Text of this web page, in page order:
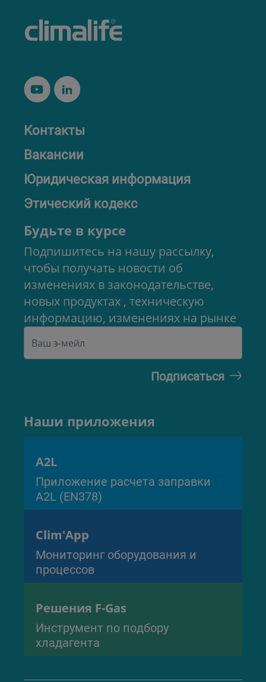
Контакты
Вакансии
Юридическая информация
Этический кодекс
Будьте в курсе
Подпишитесь на нашу рассылку,
чтобы получать новости об
изменениях в законодательстве,
новых продуктах , техническую
информацию, изменениях на рынке
Наши приложения
A2L
Приложение расчета заправки
A2L (EN378)
Clim'App
Мониторинг оборудования и
процессов
Решения F-Gas
Инструмент по подбору
хладагента